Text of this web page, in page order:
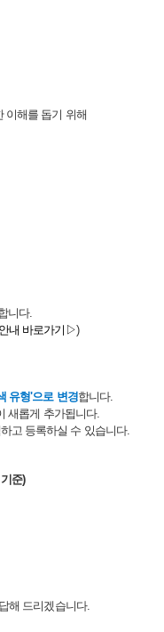
이해를 돕기 위해
니다.
내 바로가기▷)
유형'으로 변경합니다.
새롭게 추가됩니다.
고 등록하실 수 있습니다.
준)
해 드리겠습니다.